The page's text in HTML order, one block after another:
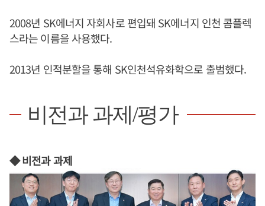
2008년 SK에너지 자회사로 편입돼 SK에너지 인천 콤플렉
스라는 이름을 사용했다.
2013년 인적분할을 통해 SK인천석유화학으로 출범했다.
비전과 과제/평가
◆ 비전과 과제